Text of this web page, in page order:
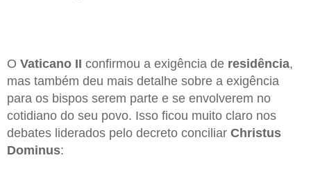
O Vaticano II confirmou a exigência de residência,
mas também deu mais detalhe sobre a exigência
para os bispos serem parte e se envolverem no
cotidiano do seu povo. Isso ficou muito claro nos
debates liderados pelo decreto conciliar Christus
Dominus: